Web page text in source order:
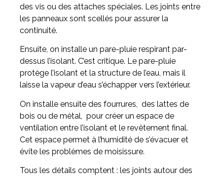
des vis ou des attaches spéciales. Les joints entre
les panneaux sont scellés pour assurer la
continuité.
Ensuite, on installe un pare-pluie respirant par-
dessus l’isolant. C’est critique. Le pare-pluie
protège l’isolant et la structure de l’eau, mais il
laisse la vapeur d’eau s’échapper vers l’extérieur.
On installe ensuite des fourrures, des lattes de
bois ou de métal, pour créer un espace de
ventilation entre l’isolant et le revêtement final.
Cet espace permet à l’humidité de s’évacuer et
évite les problèmes de moisissure.
Tous les détails comptent : les joints autour des